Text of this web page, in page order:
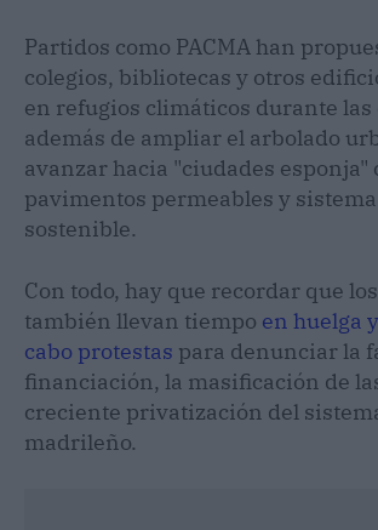
Partidos como PACMA han
colegios, bibliotecas y otros
en refugios climáticos durante las
además de ampliar el arbolado
avanzar hacia "ciudades esponja"
pavimentos permeables y
sostenible.
Con todo, hay que recordar que
también llevan tiempo en huelga
cabo protestas para denunciar la
financiación, la masificación de
creciente privatización del
madrileño.